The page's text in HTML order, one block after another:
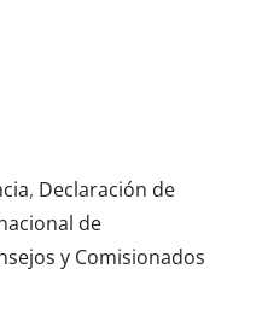
, Declaración de
de
y Comisionados